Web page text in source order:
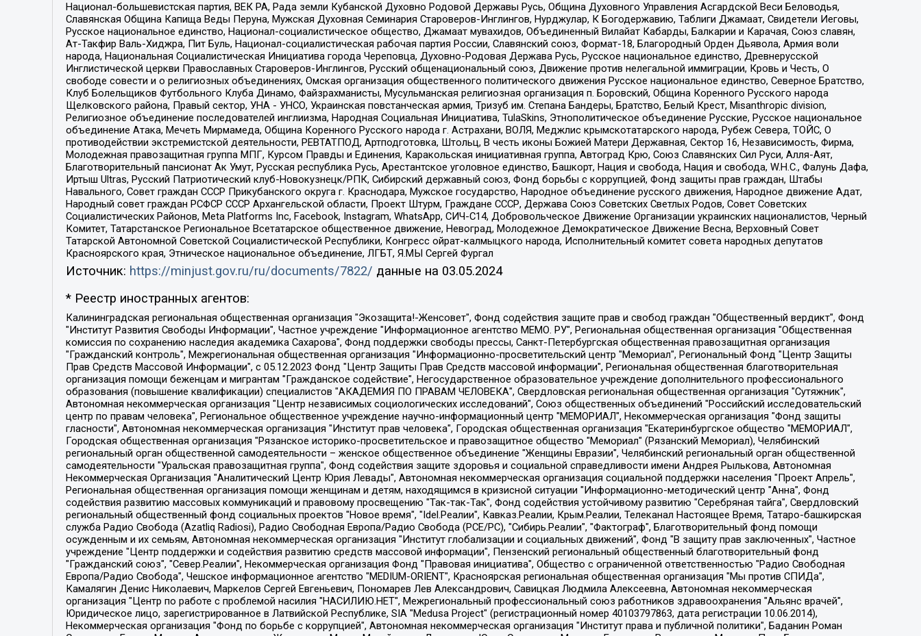
Национал-большевистская партия, ВЕК РА, Рада земли Кубанской Духовно Родовой Державы Русь, Община Духовного Управления Асгардской Веси Беловодья,
Славянская Община Капища Веды Перуна, Мужская Духовная Семинария Староверов-Инглингов, Нурджулар, К Богодержавию, Таблиги Джамаат, Свидетели Иеговы,
Русское национальное единство, Национал-социалистическое общество, Джамаат мувахидов, Объединенный Вилайат Кабарды, Балкарии и Карачая, Союз славян,
Ат-Такфир Валь-Хиджра, Пит Буль, Национал-социалистическая рабочая партия России, Славянский союз, Формат-18, Благородный Орден Дьявола, Армия воли
народа, Национальная Социалистическая Инициатива города Череповца, Духовно-Родовая Держава Русь, Русское национальное единство, Древнерусской
Инглистической церкви Православных Староверов-Инглингов, Русский общенациональный союз, Движение против нелегальной иммиграции, Кровь и Честь, О
свободе совести и о религиозных объединениях, Омская организация общественного политического движения Русское национальное единство, Северное Братство,
Клуб Болельщиков Футбольного Клуба Динамо, Файзрахманисты, Мусульманская религиозная организация п. Боровский, Община Коренного Русского народа
Щелковского района, Правый сектор, УНА - УНСО, Украинская повстанческая армия, Тризуб им. Степана Бандеры, Братство, Белый Крест, Misanthropic division,
Религиозное объединение последователей инглиизма, Народная Социальная Инициатива, TulaSkins, Этнополитическое объединение Русские, Русское национальное
объединение Атака, Мечеть Мирмамеда, Община Коренного Русского народа г. Астрахани, ВОЛЯ, Меджлис крымскотатарского народа, Рубеж Севера, ТОЙС, О
противодействии экстремистской деятельности, РЕВТАТПОД, Артподготовка, Штольц, В честь иконы Божией Матери Державная, Сектор 16, Независимость, Фирма,
Молодежная правозащитная группа МПГ, Курсом Правды и Единения, Каракольская инициативная группа, Автоград Крю, Союз Славянских Сил Руси, Алля-Аят,
Благотворительный пансионат Ак Умут, Русская республика Русь, Арестантское уголовное единство, Башкорт, Нация и свобода, Нация и свобода, W.H.С., Фалунь Дафа,
Иртыш Ultras, Русский Патриотический клуб-Новокузнецк/РПК, Сибирский державный союз, Фонд борьбы с коррупцией, Фонд защиты прав граждан, Штабы
Навального, Совет граждан СССР Прикубанского округа г. Краснодара, Мужское государство, Народное объединение русского движения, Народное движение Адат,
Народный совет граждан РСФСР СССР Архангельской области, Проект Штурм, Граждане СССР, Держава Союз Советских Светлых Родов, Совет Советских
Социалистических Районов, Meta Platforms Inc, Facebook, Instagram, WhatsApp, СИЧ-С14, Добровольческое Движение Организации украинских националистов, Черный
Комитет, Татарстанское Региональное Всетатарское общественное движение, Невоград, Молодежное Демократическое Движение Весна, Верховный Совет
Татарской Автономной Советской Социалистической Республики, Конгресс ойрат-калмыцкого народа, Исполнительный комитет совета народных депутатов
Красноярского края, Этническое национальное объединение, ЛГБТ, Я.МЫ Сергей Фургал
Источник: https://minjust.gov.ru/ru/documents/7822/ данные на 03.05.2024
* Реестр иностранных агентов:
Калининградская региональная общественная организация "Экозащита!-Женсовет", Фонд содействия защите прав и свобод граждан "Общественный вердикт", Фонд "Институт Развития Свободы Информации", Частное учреждение "Информационное агентство МЕМО. РУ", Региональная общественная организация "Общественная комиссия по сохранению наследия академика Сахарова", Фонд поддержки свободы прессы, Санкт-Петербургская общественная правозащитная организация "Гражданский контроль", Межрегиональная общественная организация "Информационно-просветительский центр "Мемориал", Региональный Фонд "Центр Защиты Прав Средств Массовой Информации", с 05.12.2023 Фонд "Центр Защиты Прав Средств массовой информации", Региональная общественная благотворительная организация помощи беженцам и мигрантам "Гражданское содействие", Негосударственное образовательное учреждение дополнительного профессионального образования (повышение квалификации) специалистов "АКАДЕМИЯ ПО ПРАВАМ ЧЕЛОВЕКА", Свердловская региональная общественная организация "Сутяжник", Автономная некоммерческая организация "Центр независимых социологических исследований", Союз общественных объединений "Российский исследовательский центр по правам человека", Региональное общественное учреждение научно-информационный центр "МЕМОРИАЛ", Некоммерческая организация "Фонд защиты гласности", Автономная некоммерческая организация "Институт прав человека", Городская общественная организация "Екатеринбургское общество "МЕМОРИАЛ", Городская общественная организация "Рязанское историко-просветительское и правозащитное общество "Мемориал" (Рязанский Мемориал), Челябинский региональный орган общественной самодеятельности – женское общественное объединение "Женщины Евразии", Челябинский региональный орган общественной самодеятельности "Уральская правозащитная группа", Фонд содействия защите здоровья и социальной справедливости имени Андрея Рылькова, Автономная Некоммерческая Организация "Аналитический Центр Юрия Левады", Автономная некоммерческая организация социальной поддержки населения "Проект Апрель", Региональная общественная организация помощи женщинам и детям, находящимся в кризисной ситуации "Информационно-методический центр "Анна", Фонд содействия развитию массовых коммуникаций и правовому просвещению "Так-так-Так", Фонд содействия устойчивому развитию "Серебряная тайга", Свердловский региональный общественный фонд социальных проектов "Новое время", "Idel.Реалии", Кавказ.Реалии, Крым.Реалии, Телеканал Настоящее Время, Татаро-башкирская служба Радио Свобода (Azatliq Radiosi), Радио Свободная Европа/Радио Свобода (PCE/PC), "Сибирь.Реалии", "Фактограф", Благотворительный фонд помощи осужденным и их семьям, Автономная некоммерческая организация "Институт глобализации и социальных движений", Фонд "В защиту прав заключенных", Частное учреждение "Центр поддержки и содействия развитию средств массовой информации", Пензенский региональный общественный благотворительный фонд "Гражданский союз", "Север.Реалии", Некоммерческая организация Фонд "Правовая инициатива", Общество с ограниченной ответственностью "Радио Свободная Европа/Радио Свобода", Чешское информационное агентство "MEDIUM-ORIENT", Красноярская региональная общественная организация "Мы против СПИДа", Камалягин Денис Николаевич, Маркелов Сергей Евгеньевич, Пономарев Лев Александрович, Савицкая Людмила Алексеевна, Автономная некоммерческая организация "Центр по работе с проблемой насилия "НАСИЛИЮ.НЕТ", Межрегиональный профессиональный союз работников здравоохранения "Альянс врачей", Юридическое лицо, зарегистрированное в Латвийской Республике, SIA "Medusa Project" (регистрационный номер 40103797863, дата регистрации 10.06.2014), Некоммерческая организация "Фонд по борьбе с коррупцией", Автономная некоммерческая организация "Институт права и публичной политики", Баданин Роман Сергеевич, Гликин Максим Александрович, Железнова Мария Михайловна, Лукьянова Юлия Сергеевна, Маетная Елизавета Витальевна, Маняхин Петр Борисович, Чуракова Ольга Владимировна, Ярош Юлия Петровна, Юридическое лицо "The Insider SIA", зарегистрированное в Риге, Латвийская Республика (дата регистрации 26.06.2015), являющееся администратором доменного имени интернет-издания "The Insider SIA", https://theins.ru, Постернак Алексей Евгеньевич, Рубин Михаил Аркадьевич, Анин Роман Александрович, Юридическое лицо Istories fonds, зарегистрированное в Латвийской Республике (регистрационный номер 50008295751, дата регистрации 24.02.2020), Великовский Дмитрий Александрович, Долинина Ирина Николаевна, Мароховская Алеся Алексеевна, Шлейнов Роман Юрьевич, Шмагун Олеся Валентиновна, Общество с ограниченной ответственностью "Альтаир 2021", Общество с ограниченной ответственностью "Вега 2021", Общество с ограниченной ответственностью "Главный редактор 2021", Общество с ограниченной ответственностью "Ромашки монолит", Важенков Артем Валерьевич, Ивановская областная общественная организация "Центр гендерных исследований", Гурман Юрий Альбертович, Медиапроект "ОВД-Инфо", Егоров Владимир Владимирович, Жилинский Владимир Александрович, Общество с ограниченной ответственностью "ЗП", Иванова София Юрьевна, Карезина Инна Павловна, Кильтау Екатерина Викторовна, Петров Алексей Викторович, Пискунов Сергей Евгеньевич, Смирнов Сергей Сергеевич, Тихонов Михаил Сергеевич, Общество с ограниченной ответственностью "ЖУРНАЛИСТ-ИНОСТРАННЫЙ АГЕНТ", Арапова Галина Юрьевна, Вольтская Татьяна Анатольевна, Американская компания "Mason G.E.S. Anonymous Foundation" (США), являющаяся владельцем интернет-издания https://mnews.world/, Компания "Stichting Bellingcat", зарегистрированная в Нидерландах (дата регистрации 11.07.2018), Захаров Андрей Вячеславович, Клепиковская Екатерина Дмитриевна, Общество с ограниченной ответственностью "МЕМО", Перл Роман Александрович, Симонов Евгений Алексеевич, Соловьева Елена Анатольевна, Сотников Даниил Владимирович, Сурначева Елизавета Дмитриевна, Автономная некоммерческая организация по защите прав человека и информированию населения "Якутия – Наше Мнение", Общество с ограниченной ответственностью "Москоу диджитал медиа", с 26.01.2023 Общество с ограниченной ответственностью "Чайка Белые сады", Ветошкина Валерия Валерьевна, Заговора Максим Александрович, Межрегиональное общественное движение "Российская ЛГБТ - сеть", Оленичев Максим Владимирович, Павлов Иван Юрьевич, Скворцова Елена Сергеевна, Общество с ограниченной ответственностью "Как бы инагент", Кочетков Игорь Викторович, Общество с ограниченной ответственностью "Честные выборы", Еланчик Олег Александрович, Общество с ограниченной ответственностью "Нобелевский призыв", Гималова Регина Эмилевна, Григорьев Андрей Валерьевич, Григорьева Алина Александровна, Ассоциация по содействию защите прав призывников, альтернативнослужащих и военнослужащих "Правозащитная группа "Гражданин.Армия.Право", Хисамова Регина Фаритовна, Автономная некоммерческая организация по реализации социально-правовых программ "Лилит", Дальневосточное общественное движение "Маяк", Санкт-Петербургская ЛГБТ-инициативная группа "Выход", Инициативная группа ЛГБТ+ "Реверс", Алексеев Андрей Викторович, Бекбулатова Таисия Львовна, Беляев Иван Михайлович, Владыкина Елена Сергеевна, Гельман Марат Александрович, Никульшина Вероника Юрьевна, Толоконникова Надежда Андреевна, Шендерович Виктор Анатольевич, Общество с ограниченной ответственностью "Данное сообщение", Общество с ограниченной ответственностью Издательский дом "Новая глава", Айнбиндер Александра Александровна, Московский комьюнити-центр для ЛГБТ+инициатив, Благотворительный фонд развития филантропии, Deutsche Welle (Германия, Kurt-Schumacher-Strasse 3, 53113 Bonn), Борзунова Мария Михайловна, Воробьев Виктор Викторович, Голубева Анна Львовна, Константинова Алла Михайловна, Малкова Ирина Владимировна, Мурадов Мурад Абдулгалимович, Осетинская Елизавета Николаевна, Понасенков Евгений Николаевич, Ганапольский Матвей Юрьевич, Киселев Евгений Алексеевич, Борухович Ирина Григорьевна, Дремин Иван Тимофеевич, Дубровский Дмитрий Викторович, Красноярская региональная общественная организация поддержки и развития альтернативных образовательных технологий и межкультурных коммуникаций "ИНТЕРРА", Маяковская Екатерина Алексеевна, Фейгин Марк Захарович, Филимонов Андрей Викторович, Дзугкоева Регина Николаевна, Доброхотов Роман Александрович, Дудь Юрий Александрович, Елкин Сергей Владимирович, Кругликов Кирилл Игоревич, Сабунаева Мария Леонидовна, Семенов Алексей Владимирович, Шаинян Карен Багратович, Шульман Екатерина Михайловна, Асафьев Артур Валерьевич, Вахштайн Виктор Семенович, Венедиктов Алексей Алексеевич, Лушникова Екатерина Евгеньевна, Волков Леонид Михайлович, Невзоров Александр Глебович, Пархоменко Сергей Борисович, Сироткин Ярослав Николаевич, Кара-Мурза Владимир Владимирович, Баранова Наталья Владимировна, Гозман Леонид Яковлевич, Кагарлицкий Борис Юльевич, Климарев Михаил Валерьевич, Милов Владимир Станиславович, Автономная некоммерческая организация Краснодарский центр современного искусства "Типография", Моргенштерн Алишер Тагирович, Соболь Любовь Эдуардовна, Общество с ограниченной ответственностью "ЛИЗА НОРМ", Каспаров Гарри Кимович, Ходорковский Михаил Борисович, Общество с ограниченной ответственностью "Апрельские тезисы", Данилович Ирина Брониславовна, Кашин Олег Владимирович, Петров Николай Владимирович, Пивоваров Алексей Владимирович, Соколов Михаил Владимирович, Цветкова Юлия Владимировна, Чичваркин Евгений Александрович, Комитет против пыток/Команда против пыток, Общество с ограниченной ответственностью "Первый научный", Общество с ограниченной ответственностью "Вертолет и ко", Белоцерковская Вероника Борисовна, Кац Максим Евгеньевич, Лазарева Татьяна Юрьевна, Шаведдинов Руслан Табризович, Яшин Илья Валерьевич, Общество с ограниченной ответственностью "Иноагент ААВ", Алешковский Дмитрий Петрович, Альбац Евгения Марковна, Быков Дмитрий Львович, Галямина Юлия Евгеньевна, Лойко Сергей Леонидович, Мартынов Кирилл Константинович, Медведев Сергей Александрович, Крашенинников Федор Геннадиевич, Гордеева Катерина Вл